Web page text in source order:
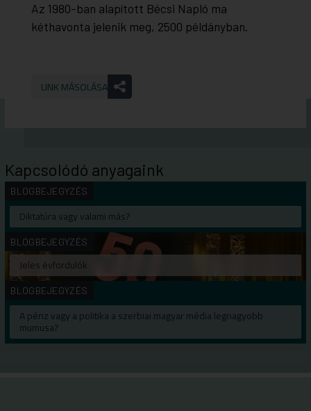
Az 1980-ban alapított Bécsi Napló ma
kéthavonta jelenik meg, 2500 példányban.
LINK MÁSOLÁSA
Kapcsolódó anyagaink
BLOGBEJEGYZÉS
Diktatúra vagy valami más?
BLOGBEJEGYZÉS
Jeles évfordulók
BLOGBEJEGYZÉS
A pénz vagy a politika a szerbiai magyar média legnagyobb
mumusa?